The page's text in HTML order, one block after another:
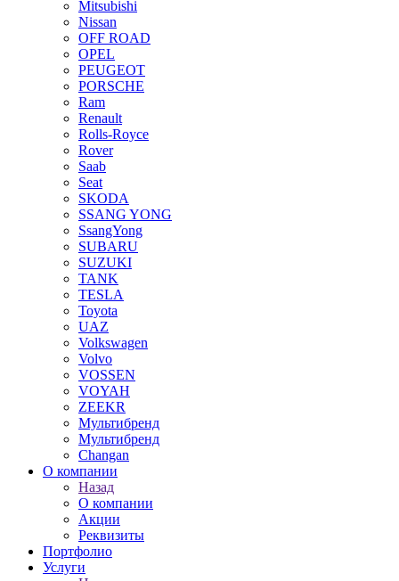
Mitsubishi
Nissan
OFF ROAD
OPEL
PEUGEOT
PORSCHE
Ram
Renault
Rolls-Royce
Rover
Saab
Seat
SKODA
SSANG YONG
SsangYong
SUBARU
SUZUKI
TANK
TESLA
Toyota
UAZ
Volkswagen
Volvo
VOSSEN
VOYAH
ZEEKR
Мультибренд
Мультибренд
Сhangan
О компании
Назад
О компании
Акции
Реквизиты
Портфолио
Услуги